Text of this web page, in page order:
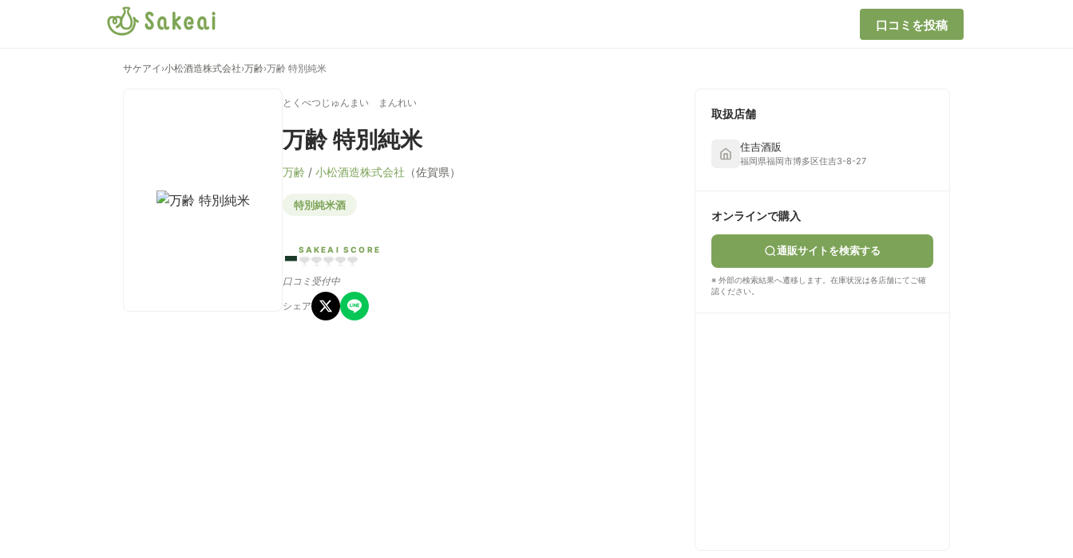
口コミを投稿
サケアイ ›小松酒造株式会社›万齢›万齢 特別純米
とくべつじゅんまい まんれい
万齢 特別純米
万齢 / 小松酒造株式会社 （佐賀県）
特別純米酒
-SAKEAI SCORE
口コミ受付中
シェア
取扱店舗
住吉酒販
福岡県福岡市博多区住吉3-8-27
オンラインで購入
通販サイトを検索する
※ 外部の検索結果へ遷移します。在庫状況は各店舗にてご確
認ください。